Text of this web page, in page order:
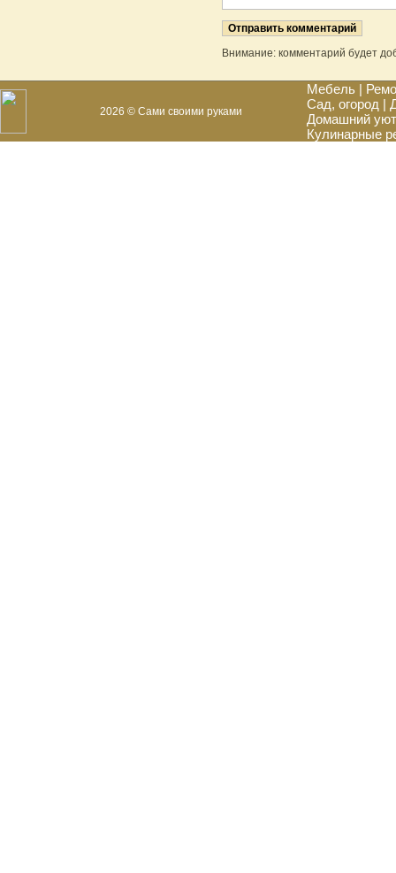
Внимание: комментарий будет
2026 © Сами своими руками
Мебель |
Сад, огород |
Домашний уют
Кулинарные